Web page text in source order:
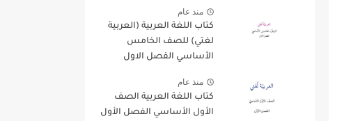
منذ عام
كتاب اللغة العربية (العربية
لغتي) للصف الخامس
الأساسي الفصل الاول
منذ عام
كتاب اللغة العربية الصف
الأول الأساسي الفصل الأول